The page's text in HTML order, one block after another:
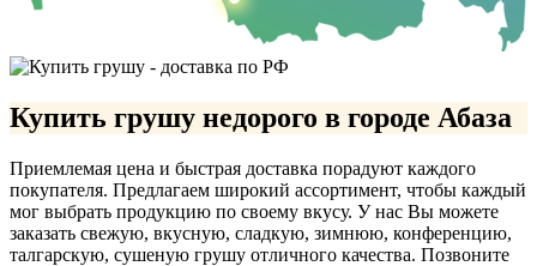
Купить грушу недорого в городе Абаза
Приемлемая цена и быстрая доставка порадуют каждого
покупателя. Предлагаем широкий ассортимент, чтобы каждый
мог выбрать продукцию по своему вкусу. У нас Вы можете
заказать свежую, вкусную, сладкую, зимнюю, конференцию,
талгарскую, сушеную грушу отличного качества. Позвоните